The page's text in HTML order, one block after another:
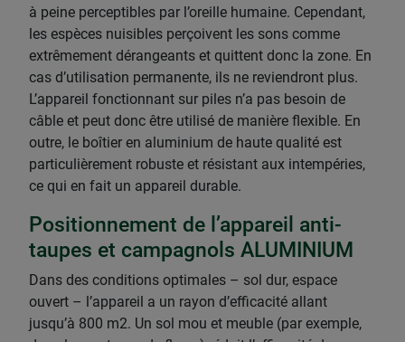
à peine perceptibles par l’oreille humaine. Cependant,
les espèces nuisibles perçoivent les sons comme
extrêmement dérangeants et quittent donc la zone. En
cas d’utilisation permanente, ils ne reviendront plus.
L’appareil fonctionnant sur piles n’a pas besoin de
câble et peut donc être utilisé de manière flexible. En
outre, le boîtier en aluminium de haute qualité est
particulièrement robuste et résistant aux intempéries,
ce qui en fait un appareil durable.
Positionnement de l’appareil anti-
taupes et campagnols ALUMINIUM
Dans des conditions optimales – sol dur, espace
ouvert – l’appareil a un rayon d’efficacité allant
jusqu’à 800 m2. Un sol mou et meuble (par exemple,